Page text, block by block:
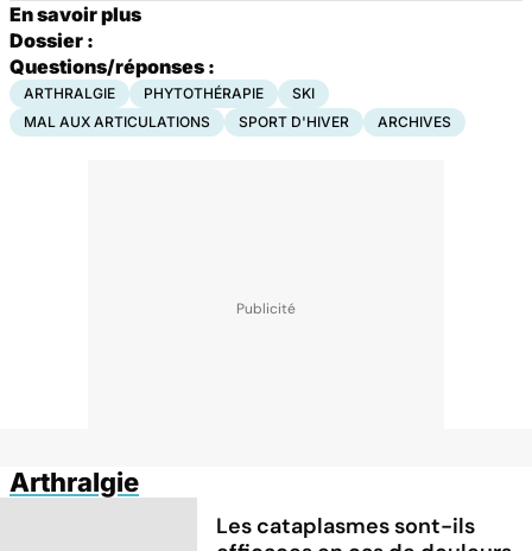
En savoir plus
Dossier :
Questions/réponses :
ARTHRALGIE PHYTOTHÉRAPIE
SKI
MAL AUX ARTICULATIONS
SPORT D'HIVER ARCHIVES
Arthralgie
Les cataplasmes sont-ils